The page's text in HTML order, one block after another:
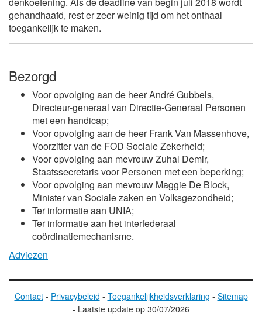
gehandhaafd, rest er zeer weinig tijd om het onthaal
toegankelijk te maken.
Bezorgd
Voor opvolging aan de heerAndré Gubbels,
Directeur-generaal van Directie-Generaal Personen
met een handicap;
Voor opvolging aan de heer Frank Van Massenhove,
Voorzitter van de FOD Sociale Zekerheid;
Voor opvolging aan mevrouw Zuhal Demir,
Staatssecretaris voor Personen met een beperking;
Voor opvolging aan mevrouw Maggie De Block,
Minister van Sociale zaken en Volksgezondheid;
Ter informatie aan UNIA;
Ter informatie aan het interfederaal
coördinatiemechanisme.
Adviezen
Contact - Privacybeleid - Toegankelijkheidsverklaring - Sitemap
- Laatste update op 30/07/2026